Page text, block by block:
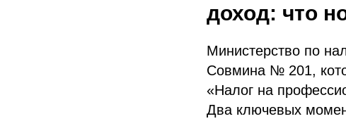
доход: что
Министерство по
Совмина № 201,
«Налог на
Два ключевых